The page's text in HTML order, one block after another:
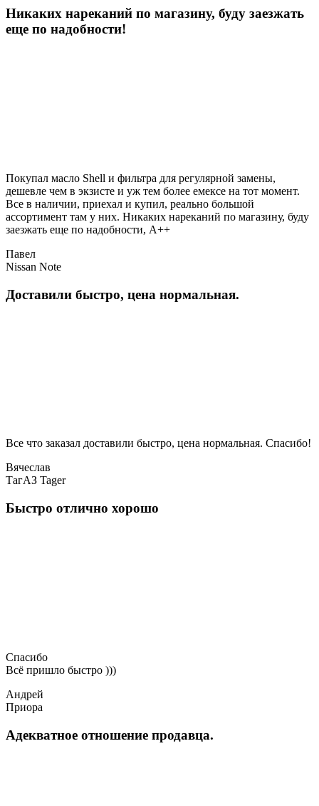
Никаких нареканий по магазину, буду заезжать
еще по надобности!
Покупал масло Shell и фильтра для регулярной замены,
дешевле чем в экзисте и уж тем более емексе на тот момент.
Все в наличии, приехал и купил, реально большой
ассортимент там у них. Никаких нареканий по магазину, буду
заезжать еще по надобности, A++
Павел
Nissan Note
Доставили быстро, цена нормальная.
Все что заказал доставили быстро, цена нормальная. Спасибо!
Вячеслав
ТагАЗ Tager
Быстро отлично хорошо
Спасибо
Всё пришло быстро )))
Андрей
Приора
Адекватное отношение продавца.